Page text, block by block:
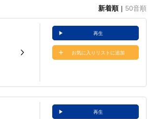
新着順 50音順
再生
お気に入りリストに追加
再生